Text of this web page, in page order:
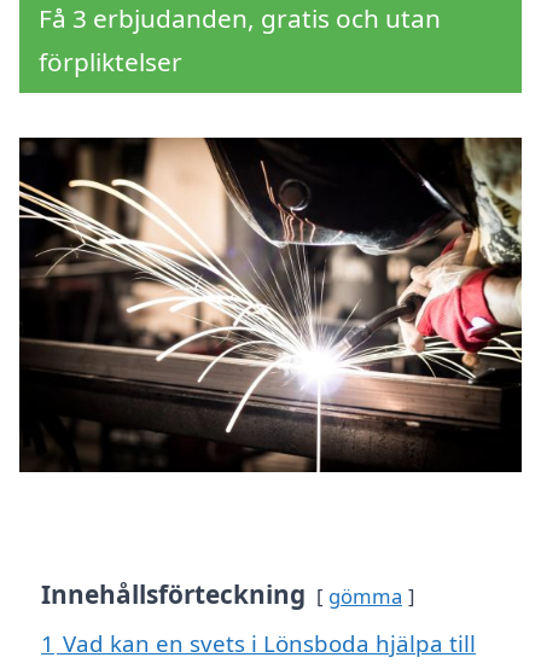
Få 3 erbjudanden, gratis och utan
förpliktelser
Innehållsförteckning gömma
1 Vad kan en svets i Lönsboda hjälpa till